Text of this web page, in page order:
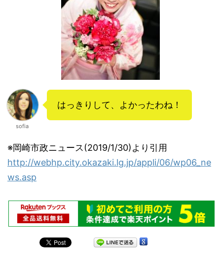
sofia
はっきりして、よかったわね！
※岡崎市政ニュース(2019/1/30)より引用
http://webhp.city.okazaki.lg.jp/appli/06/wp06_ne
ws.asp